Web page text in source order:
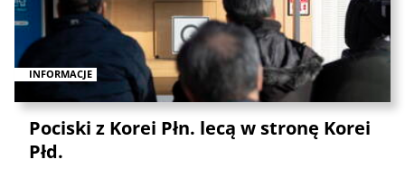
INFORMACJE
Pociski z Korei Płn. lecą w stronę Korei
Płd.